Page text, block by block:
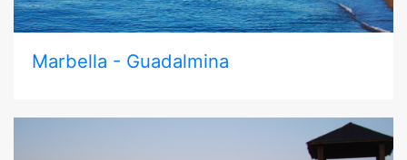
Marbella - Guadalmina